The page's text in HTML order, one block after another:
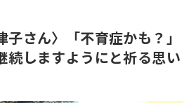
子さん〉「不育症かも？」
続しますようにと祈る思い